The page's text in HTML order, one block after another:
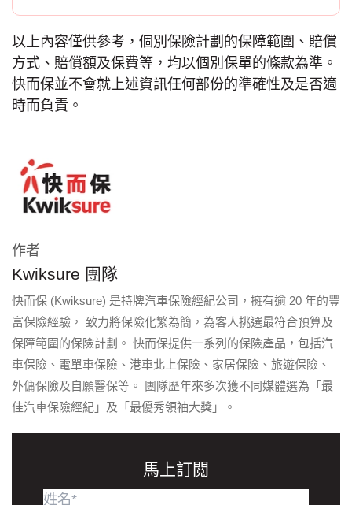
以上內容僅供參考，個別保險計劃的保障範圍、賠償
方式、賠償額及保費等，均以個別保單的條款為準。
快而保並不會就上述資訊任何部份的準確性及是否適
時而負責。
作者
Kwiksure 團隊
快而保 (Kwiksure) 是持牌汽車保險經紀公司，擁有逾 20 年的豐
富保險經驗， 致力將保險化繁為簡，為客人挑選最符合預算及
保障範圍的保險計劃。 快而保提供一系列的保險產品，包括汽
車保險、電單車保險、港車北上保險、家居保險、旅遊保險、
外傭保險及自願醫保等。 團隊歷年來多次獲不同媒體選為「最
佳汽車保險經紀」及「最優秀領袖大獎」。
馬上訂閲